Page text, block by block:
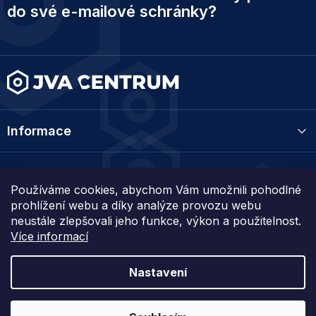
Používáme cookies, abychom Vám umožnili pohodlné
prohlížení webu a díky analýze provozu webu
neustále zlepšovali jeho funkce, výkon a použitelnost.
Více informací
Nastavení
p
í
do své e-mailové schránky?
Informace
Kontakt
Vytvořil Shoptet